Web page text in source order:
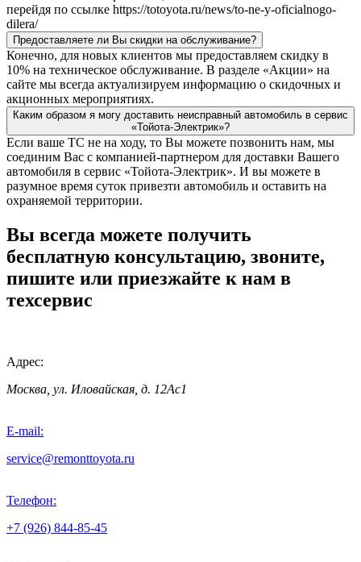
перейдя по ссылке https://totoyota.ru/news/to-ne-y-oficialnogo-
dilera/
Предоставляете ли Вы скидки на обслуживание?
Конечно, для новых клиентов мы предоставляем скидку в
10% на техническое обслуживание. В разделе «Акции» на
сайте мы всегда актуализируем информацию о скидочных и
акционных мероприятиях.
Каким образом я могу доставить неисправный автомобиль в сервис
«Тойота-Электрик»?
Если ваше ТС не на ходу, то Вы можете позвонить нам, мы
соединим Вас с компанией-партнером для доставки Вашего
автомобиля в сервис «Тойота-Электрик». И вы можете в
разумное время суток привезти автомобиль и оставить на
охраняемой территории.
Вы всегда можете получить
бесплатную консультацию, звоните,
пишите или приезжайте к нам в
техсервис
Адрес:
Москва, ул. Иловайская, д. 12Ас1
E-mail:
service@remonttoyota.ru
Телефон:
+7 (926) 844-85-45